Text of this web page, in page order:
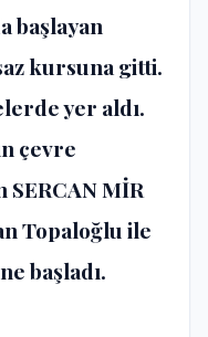
başlayan
kursuna gitti.
yer aldı.
çevre
MİR
Topaloğlu ile
başladı.